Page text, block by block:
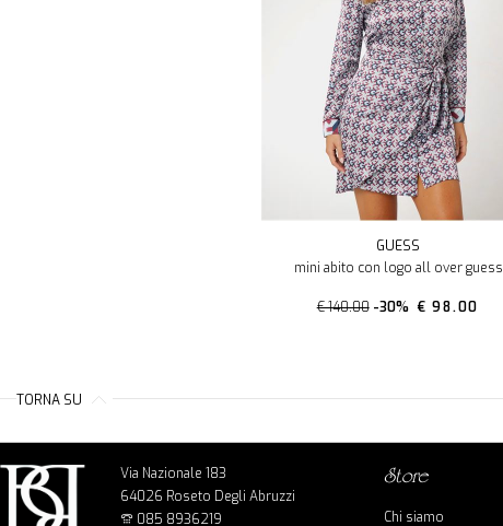
GUESS
mini abito con logo all over guess
€ 140.00 -30% € 98.00
TORNA SU
Via Nazionale 183
64026 Roseto Degli Abruzzi
085 8936219
store
Chi siamo